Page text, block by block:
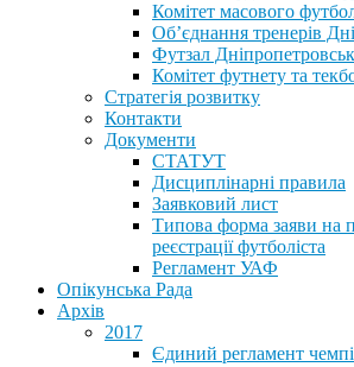
Комітет масового
Обʼєднання тренерів
Футзал
Комітет футнету та
Стратегія розвитку
Контакти
Документи
СТАТУТ
Дисциплінарні правила
Заявковий лист
Типова форма заяви на
реєстрації футболіста
Регламент УАФ
Опікунська Рада
Архів
2017
Єдиний регламент